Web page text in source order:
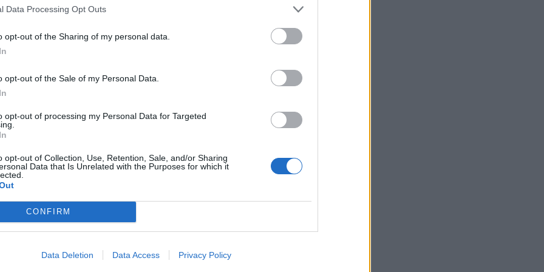
Data Processing Opt Outs
opt-out of the Sharing of my personal data.
opt-out of the Sale of my Personal Data.
opt-out of processing my Personal Data for Targeted
opt-out of Collection, Use, Retention, Sale, and/or Sharing
Data that Is Unrelated with the Purposes for which it
CONFIRM
Data Deletion Data Access Privacy Policy
με τον θεσμό, μια ευρωπαϊκή πόλη
χρόνο με σκοπό να αναδείξει την
θεσμός συνοδεύεται από το βραβείο του